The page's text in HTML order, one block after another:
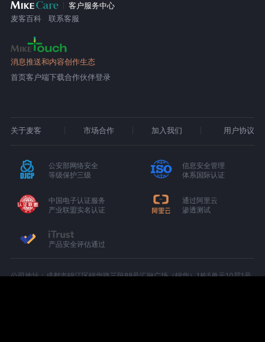
客户服务中心
麦客百科
联系客服
消息推送和内容创作生态
首页客户端下载合作伙伴登录
关于麦客 市场合作 加入我们 用户协议
公安部网络安全
等级保护三级
信息安全管理
体系国际认证
中国电子认证服务
产业联盟实名认证
通过阿里云
渗透测试
产品安全评估通过
公司地址：成都市锦江区锦华路三段88号汇融广场（锦华）1栋5单元10层1号